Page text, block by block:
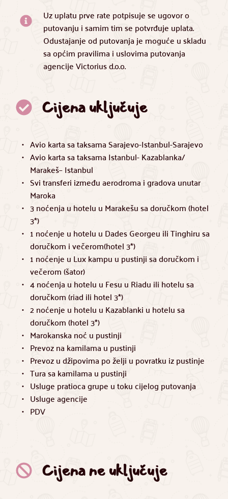
Uz uplatu prve rate potpisuje se ugovor o
putovanju i samim tim se potvrđuje uplata.
Odustajanje od putovanja je moguće u skladu
sa općim pravilima i uslovima putovanja
agencije Victorius d.o.o.
Cijena uključuje
Avio karta sa taksama Sarajevo-Istanbul-Sarajevo
Avio karta sa taksama Istanbul- Kazablanka/
Marakeš– Istanbul
Svi transferi između aerodroma i gradova unutar
Maroka
3 noćenja u hotelu u Marakešu sa doručkom (hotel
3*)
1 noćenje u hotelu u Dades Georgeu ili Tinghiru sa
doručkom i večerom(hotel 3*)
1 noćenje u Lux kampu u pustinji sa doručkom i
večerom (šator)
4 noćenja u hotelu u Fesu u Riadu ili hotelu sa
doručkom (riad ili hotel 3*)
2 noćenje u hotelu u Kazablanki u hotelu sa
doručkom (hotel 3*)
Marokanska noć u pustinji
Prevoz na kamilama u pustinji
Prevoz u džipovima po želji u povratku iz pustinje
Tura sa kamilama u pustinji
Usluge pratioca grupe u toku cijelog putovanja
Usluge agencije
PDV
Cijena ne uključuje